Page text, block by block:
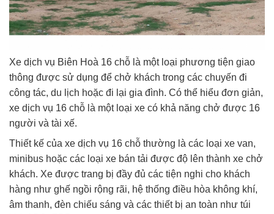
Xe dịch vụ Biên Hoà 16 chỗ là một loại phương tiện giao
thông được sử dụng để chở khách trong các chuyến đi
công tác, du lịch hoặc đi lại gia đình. Có thể hiểu đơn giản,
xe dịch vụ 16 chỗ là một loại xe có khả năng chở được 16
người và tài xế.
Thiết kế của xe dịch vụ 16 chỗ thường là các loại xe van,
minibus hoặc các loại xe bán tải được độ lên thành xe chở
khách. Xe được trang bị đầy đủ các tiện nghi cho khách
hàng như ghế ngồi rộng rãi, hệ thống điều hòa không khí,
âm thanh, đèn chiếu sáng và các thiết bị an toàn như túi